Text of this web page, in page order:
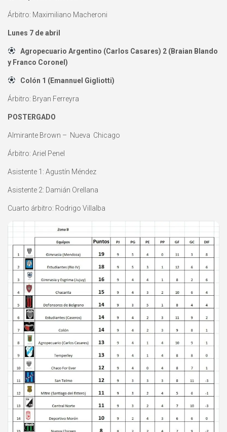
Árbitro: Maximiliano Macheroni
Lunes 7 de abril
Agropecuario Argentino (Carlos Casares) 2 (Braian Blando
y Franco Coronel)
Colón 1 (Emannuel Gigliotti)
Árbitro: Bryan Ferreyra
POSTERGADO
Almirante Brown – Nueva Chicago
Árbitro: Ariel Penel
Asistente 1: Agustín Méndez
Asistente 2: Damián Orellana
Cuarto árbitro: Rodrigo Villalba